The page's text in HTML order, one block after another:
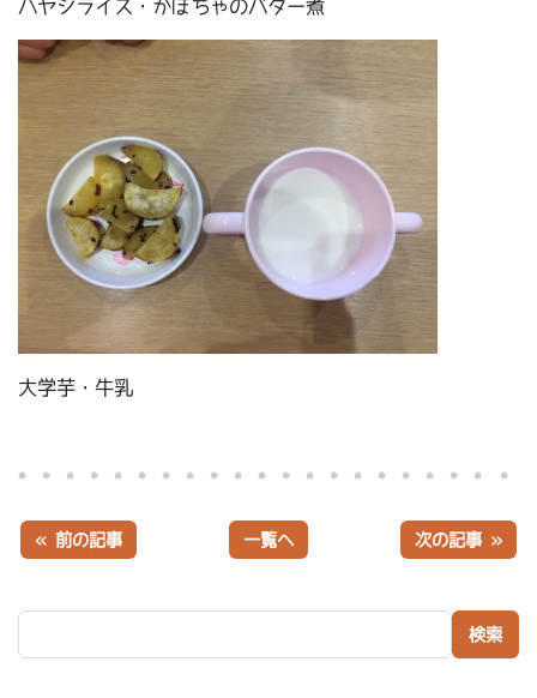
ハヤシライス・かぼちゃのバター煮
大学芋・牛乳
« 前の記事 一覧へ 次の記事 »